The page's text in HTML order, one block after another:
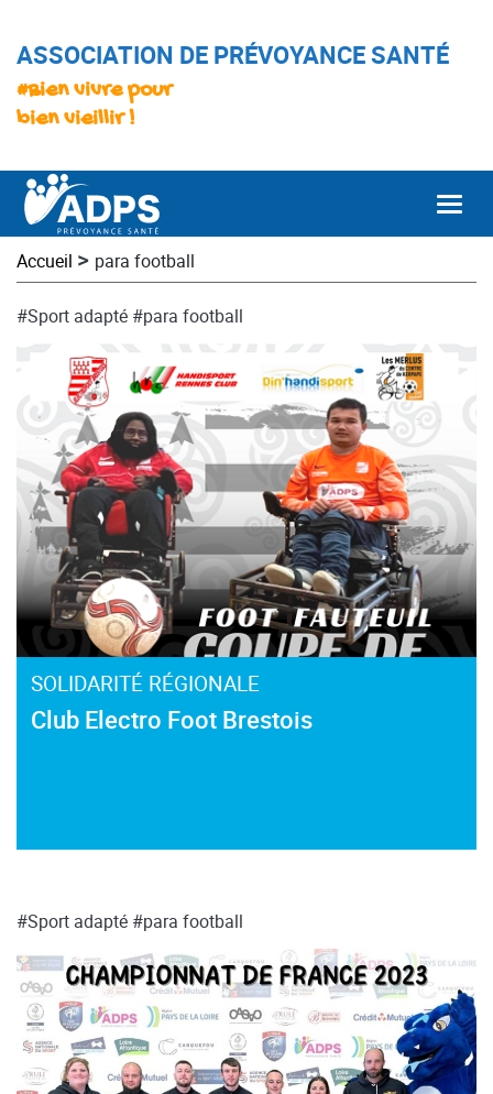
ASSOCIATION DE PRÉVOYANCE SANTÉ
#Bien vivre pour
bien vieillir !
Accueil > para football
#Sport adapté #para football
SOLIDARITÉ RÉGIONALE
Club Electro Foot Brestois
#Sport adapté #para football